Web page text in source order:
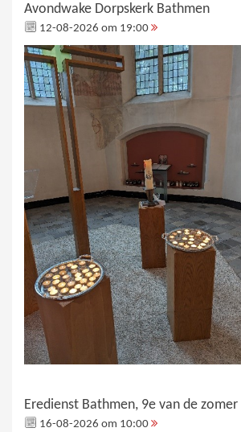
Avondwake Dorpskerk Bathmen
12-08-2026 om 19:00
Eredienst Bathmen, 9e van de zomer
16-08-2026 om 10:00